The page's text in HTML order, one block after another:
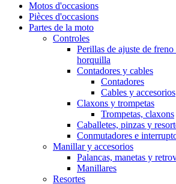
Motos d'occasions
Pièces d'occasions
Partes de la moto
Controles
Perillas de ajuste de
horquilla
Contadores y cables
Contadores
Cables y accesorios
Claxons y trompetas
Trompetas, claxons
Caballetes, pinzas y
Conmutadores e
Manillar y accesorios
Palancas, manetas y
Manillares
Resortes